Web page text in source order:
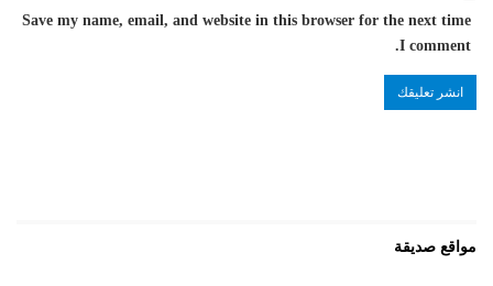
Save my name, email, and website in this browser for the next time
I comment.
مواقع صديقة